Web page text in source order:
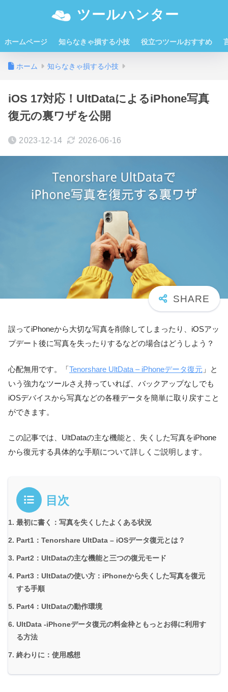
ツールハンター
ホームページ 知らなきゃ損する小技 役立つツールおすすめ
ホーム 知らなきゃ損する小技
iOS 17対応！UltDataによるiPhone写真
復元の裏ワザを公開
2023-12-14 2026-06-16
誤ってiPhoneから大切な写真を削除してしまったり、iOSアッ
プデート後に写真を失ったりするなどの場合はどうしよう？
心配無用です。「 Tenorshare UltData – iPhoneデータ復元 」と
いう強力なツールさえ持っていれば、バックアップなしでも
iOSデバイスから写真などの各種データを簡単に取り戻すこと
ができます。
この記事では、UltDataの主な機能と、失くした写真をiPhone
から復元する具体的な手順について詳しくご説明します。
目次
最初に書く：写真を失くしたよくある状況
Part1：Tenorshare UltData – iOSデータ復元とは？
Part2：UltDataの主な機能と三つの復元モード
Part3：UltDataの使い方：iPhoneから失くした写真を復元
する手順
Part4：UltDataの動作環境
UltData -iPhoneデータ復元の料金枠ともっとお得に利用す
る方法
終わりに：使用感想